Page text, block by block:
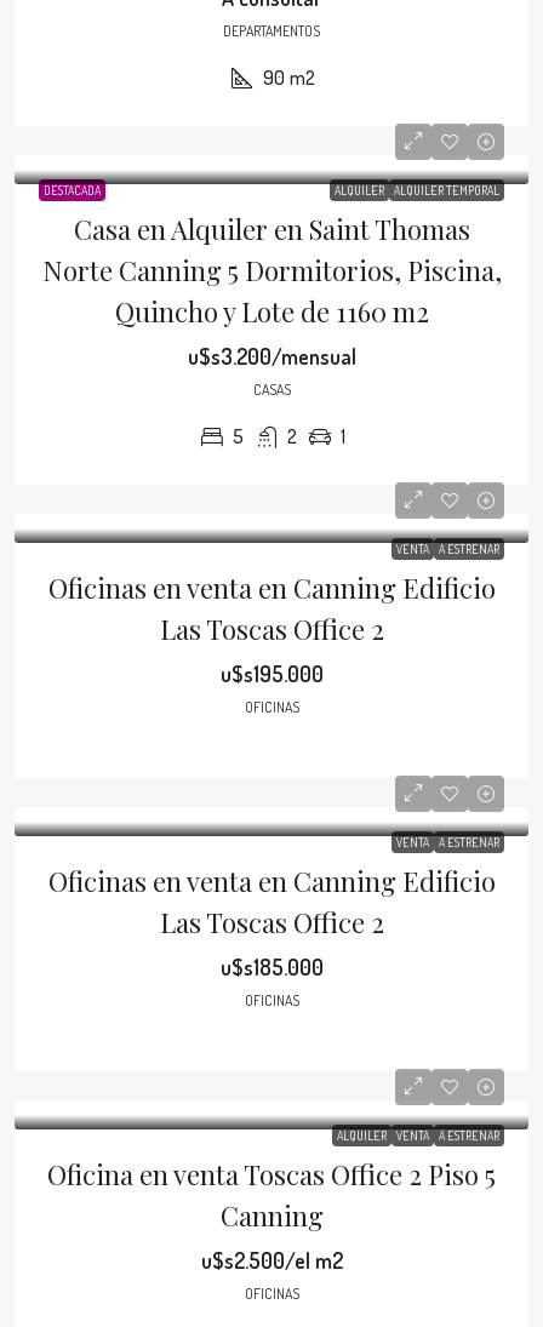
DEPARTAMENTOS
90 m2
DESTACADA ALQUILER ALQUILER TEMPORAL
Casa en Alquiler en Saint Thomas
Norte Canning 5 Dormitorios, Piscina,
Quincho y Lote de 1160 m2
u$s3.200/mensual
CASAS
5 2 1
VENTA A ESTRENAR
Oficinas en venta en Canning Edificio
Las Toscas Office 2
u$s195.000
OFICINAS
VENTA A ESTRENAR
Oficinas en venta en Canning Edificio
Las Toscas Office 2
u$s185.000
OFICINAS
ALQUILER VENTA A ESTRENAR
Oficina en venta Toscas Office 2 Piso 5
Canning
u$s2.500/el m2
OFICINAS